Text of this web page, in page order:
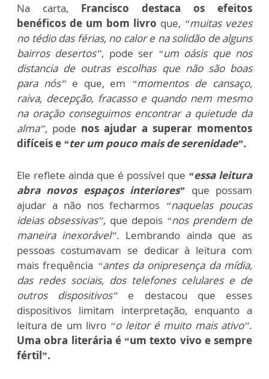
Na carta, Francisco destaca os efeitos
benéficos de um bom livro que, “muitas vezes
no tédio das férias, no calor e na solidão de alguns
bairros desertos”, pode ser “um oásis que nos
distancia de outras escolhas que não são boas
para nós”e que, em “momentos de cansaço,
raiva, decepção, fracasso e quando nem mesmo
na oração conseguimos encontrar a quietude da
alma”, pode nos ajudar a superar momentos
difíceis e “ter um pouco mais de serenidade”.
Ele reflete ainda que é possível que “essa leitura
abra novos espaços interiores” que possam
ajudar a não nos fecharmos “naquelas poucas
ideias obsessivas”, que depois “nos prendem de
maneira inexorável”. Lembrando ainda que as
pessoas costumavam se dedicar à leitura com
mais frequência “antes da onipresença da mídia,
das redes sociais, dos telefones celulares e de
outros dispositivos” e destacou que esses
dispositivos limitam interpretação, enquanto a
leitura de um livro “o leitor é muito mais ativo”.
Uma obra literária é “um texto vivo e sempre
fértil”.